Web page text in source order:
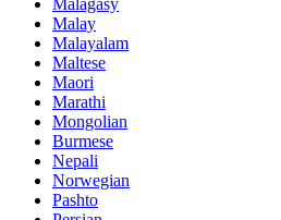
Malagasy
Malay
Malayalam
Maltese
Maori
Marathi
Mongolian
Burmese
Nepali
Norwegian
Pashto